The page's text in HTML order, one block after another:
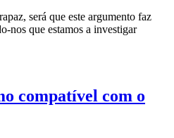
será que este argumento faz
nos que estamos a investigar
compatível com o